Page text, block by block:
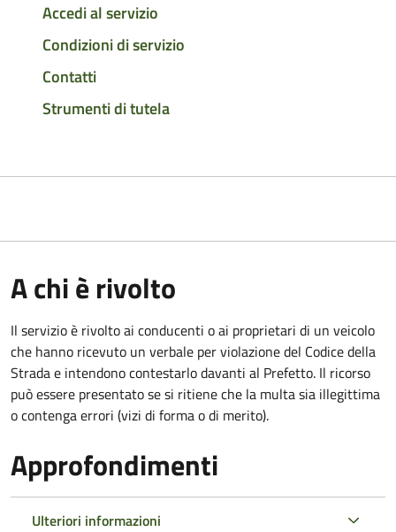
Accedi al servizio
Condizioni di servizio
Contatti
Strumenti di tutela
A chi è rivolto
Il servizio è rivolto ai conducenti o ai proprietari di un veicolo
che hanno ricevuto un verbale per violazione del Codice della
Strada e intendono contestarlo davanti al Prefetto. Il ricorso
può essere presentato se si ritiene che la multa sia illegittima
o contenga errori (vizi di forma o di merito).
Approfondimenti
Ulteriori informazioni